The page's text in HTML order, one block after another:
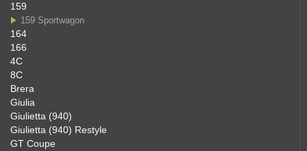
159
159 Sportwagon
164
166
4C
8C
Brera
Giulia
Giulietta (940)
Giulietta (940) Restyle
GT Coupe